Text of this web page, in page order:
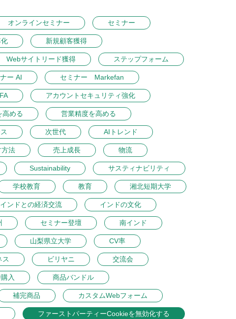
オンラインセミナー セミナー
新規顧客獲得
Webサイトリード獲得 ステップフォーム
ー AI セミナー Markefan
アカウントセキュリティ強化
高める 営業精度を高める
次世代 AIトレンド
方法 売上成長 物流
Sustainability サスティナビリティ
学校教育 教育 湘北短期大学
インドとの経済交流 インドの文化
セミナー登壇 南インド
山梨県立大学 CV率
ス ビリヤニ 交流会
入 商品バンドル
補完商品 カスタムWebフォーム
ファーストパーティーCookieを無効化する